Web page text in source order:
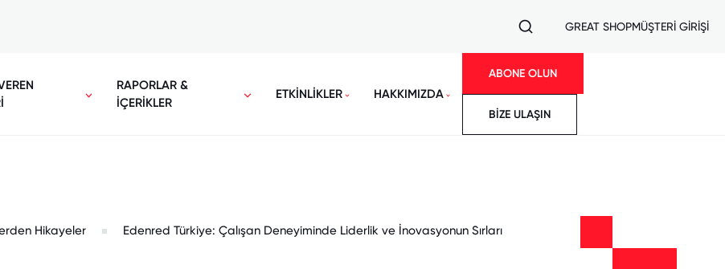
GREAT SHOPMÜŞTERİ GİRİŞİ
RAPORLAR &
İÇERİKLER
ETKİNLİKLER HAKKIMIZDA
ABONE OLUN
BİZE ULAŞIN
Hikayeler Edenred Türkiye: Çalışan Deneyiminde Liderlik ve İnovasyonun Sırları